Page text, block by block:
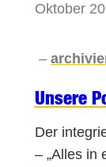
Oktober
–
Unsere
Der
– „Alles in